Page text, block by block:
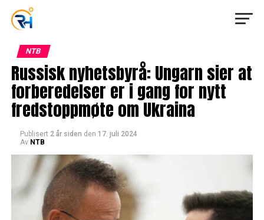
NTB
Russisk nyhetsbyrå: Ungarn sier at
forberedelser er i gang for nytt
fredstoppmøte om Ukraina
Publisert 2 år siden den 17. juli 2024
Av NTB